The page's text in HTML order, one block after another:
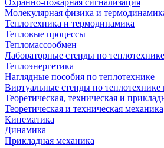
Охранно-пожарная сигнализация
Молекулярная физика и
Теплотехника и термодинамика
Тепловые процессы
Тепломассообмен
Лабораторные стенды по
Теплоэнергетика
Наглядные пособия по теплотехнике
Виртуальные стенды по
Теоретическая, техническая и
Теоретическая и техническая механика
Кинематика
Динамика
Прикладная механика